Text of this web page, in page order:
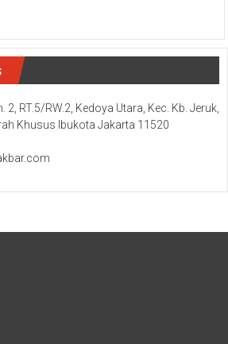
RT.5/RW.2, Kedoya Utara, Kec. Kb. Jeruk,
Khusus Ibukota Jakarta 11520